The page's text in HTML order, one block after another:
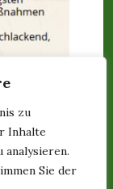
zu
Inhalte
Sie der